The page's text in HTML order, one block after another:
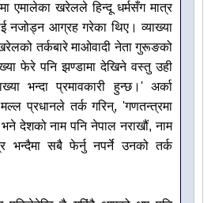
एमालेका खरेलले हिन्दू धर्मसँग मात्र
नजोड्न आग्रह गरेका थिए। व्याख्या
तर्कबारे माओवादी नेता गुरूङको
फेरे पनि झण्डामा देखिने वस्तु उही
भन्दा प्रमावकारी हुन्छ।' अर्का
प्रधानले तर्क गरिन्, 'गणतन्त्रमा
भने देशको नाम पनि नेपाल नराखौं, नाम
भन्दैमा सबै फेर्नु नपर्ने उनको तर्क